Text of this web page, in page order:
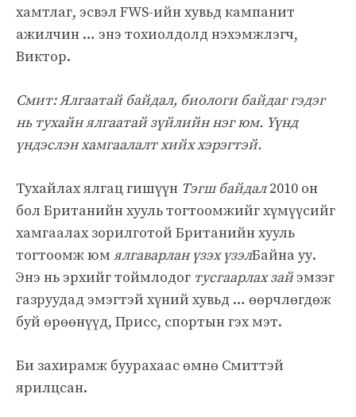
хамтлаг, эсвэл FWS-ийн хувьд кампанит
ажилчин … энэ тохиолдолд нэхэмжлэгч,
Виктор.
Смит: Ялгаатай байдал, биологи байдаг гэдэг
нь тухайн ялгаатай зүйлийн нэг юм. Үүнд
үндэслэн хамгаалалт хийх хэрэгтэй.
Тухайлах ялгац гишүүн Тэгш байдал2010 он
бол Британийн хууль тогтоомжийг хүмүүсийг
хамгаалах зорилготой Британийн хууль
тогтоомж юм ялгаварлан үзэх үзэлБайна уу.
Энэ нь эрхийг тоймлодог тусгаарлах зайэмзэг
газруудад эмэгтэй хүний ​​хувьд … өөрчлөгдөж
буй өрөөнүүд, Присс, спортын гэх мэт.
Би захирамж буурахаас өмнө Смиттэй
ярилцсан.